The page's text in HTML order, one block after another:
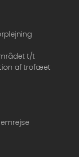
t/t
af trofæet